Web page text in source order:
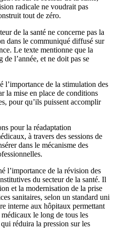
radicale ne voudrait pas
tout de zéro.
de la santé ne concerne pas la
dans le communiqué diffusé sur
Le texte mentionne que la
l’année, et ne doit pas se
l’importance de la stimulation des
la mise en place de conditions
pour qu’ils puissent accomplir
pour la réadaptation
à travers des sessions de
dans le mécanisme des
l’importance de la révision des
du secteur de la santé. Il
et la modernisation de la prise
sanitaires, selon un standard uni
interne aux hôpitaux permettant
le long de tous les
réduira la pression sur les